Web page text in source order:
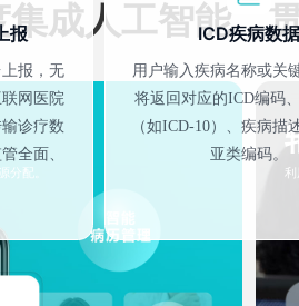
报
报，无
网医院
诊疗数
全面、
医院能
ICD疾病数据
用户输入疾病名称或关
将返回对应的ICD编码
（如ICD-10）、疾病描
亚类编码。
集成人工智能，
分配。